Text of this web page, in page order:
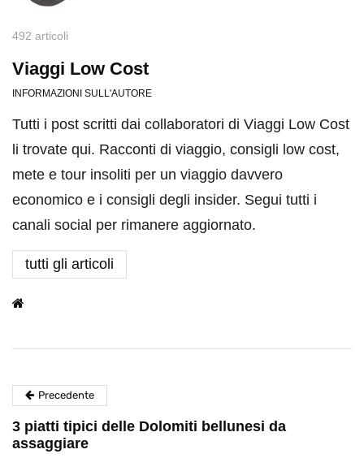
492 articoli
Viaggi Low Cost
INFORMAZIONI SULL'AUTORE
Tutti i post scritti dai collaboratori di Viaggi Low Cost
li trovate qui. Racconti di viaggio, consigli low cost,
mete e tour insoliti per un viaggio davvero
economico e i consigli degli insider. Segui tutti i
canali social per rimanere aggiornato.
tutti gli articoli
Precedente
3 piatti tipici delle Dolomiti bellunesi da
assaggiare